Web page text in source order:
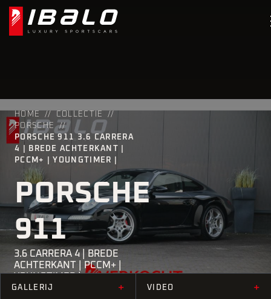
HOME
COLLECTIE
PORSCHE
PORSCHE 911 3.6 CARRERA
4 | BREDE ACHTERKANT |
PCCM+ | YOUNGTIMER |
PORSCHE
911
3.6 CARRERA 4 | BREDE
ACHTERKANT | PCCM+ |
YOUNGTIMER |
GALLERIJ + VIDEO +